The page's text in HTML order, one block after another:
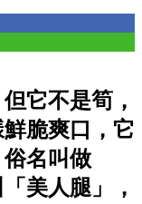
它不是筍，
脆爽口，它
名叫做
美人腿」，